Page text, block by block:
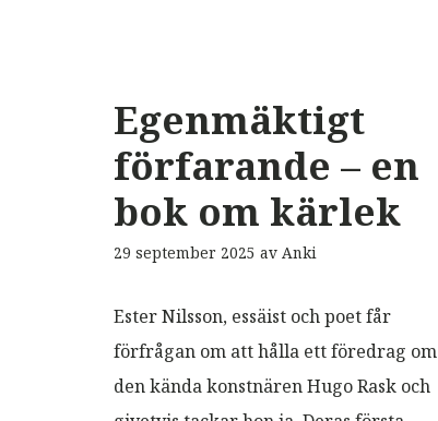
Egenmäktigt
förfarande – en
bok om kärlek
29 september 2025 av Anki
Ester Nilsson, essäist och poet får
förfrågan om att hålla ett föredrag om
den kända konstnären Hugo Rask och